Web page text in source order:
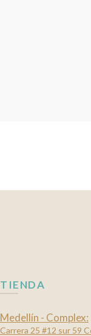
TIENDA
Medellín - Complex:
Carrera 25 #12 sur 59